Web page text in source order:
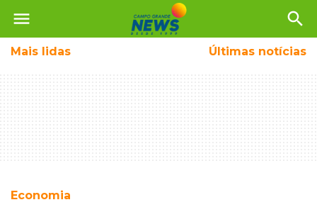
menu search
Mais lidas Últimas notícias
Economia